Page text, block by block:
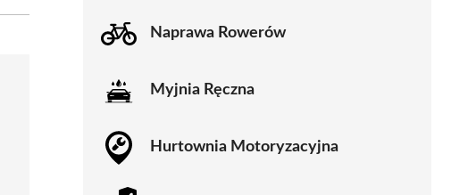
Naprawa Rowerów
Myjnia Ręczna
Hurtownia Motoryzacyjna